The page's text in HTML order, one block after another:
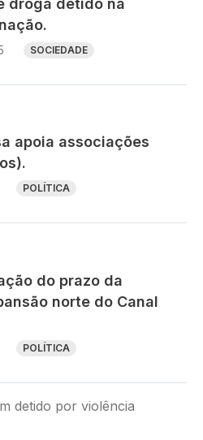
SOCIEDADE
apoia associações
POLÍTICA
do prazo da
norte do Canal
POLÍTICA